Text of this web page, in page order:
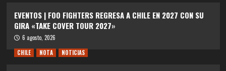
EVENTOS | FOO FIGHTERS REGRESA A CHILE EN 2027 CON SU
GIRA «TAKE COVER TOUR 2027»
6 agosto, 2026
CHILE
NOTA NOTICIAS